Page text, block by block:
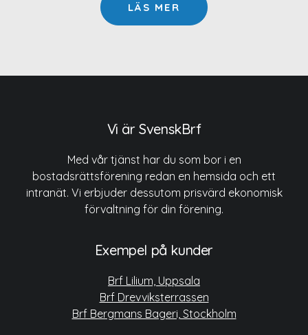
LÄS MER
Vi är SvenskBrf
Med vår tjänst har du som bor i en
bostadsrättsförening redan en hemsida och ett
intranät. Vi erbjuder dessutom prisvärd ekonomisk
förvaltning för din förening.
Exempel på kunder
Brf Lilium, Uppsala
Brf Drevviksterrassen
Brf Bergmans Bageri, Stockholm